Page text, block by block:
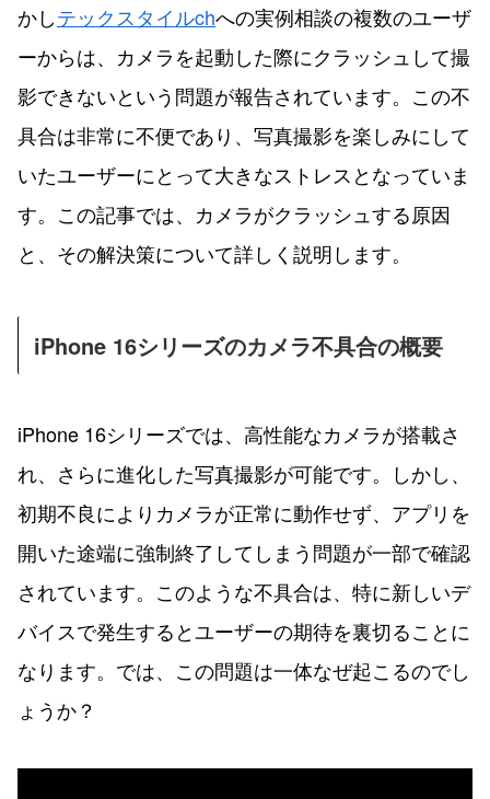
かしテックスタイルchへの実例相談の複数のユーザ
ーからは、カメラを起動した際にクラッシュして撮
影できないという問題が報告されています。この不
具合は非常に不便であり、写真撮影を楽しみにして
いたユーザーにとって大きなストレスとなっていま
す。この記事では、カメラがクラッシュする原因
と、その解決策について詳しく説明します。
iPhone 16シリーズのカメラ不具合の概要
iPhone 16シリーズでは、高性能なカメラが搭載さ
れ、さらに進化した写真撮影が可能です。しかし、
初期不良によりカメラが正常に動作せず、アプリを
開いた途端に強制終了してしまう問題が一部で確認
されています。このような不具合は、特に新しいデ
バイスで発生するとユーザーの期待を裏切ることに
なります。では、この問題は一体なぜ起こるのでし
ょうか？